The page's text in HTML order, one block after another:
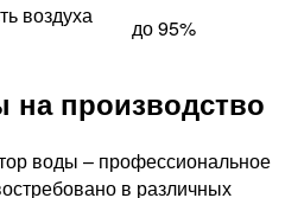
воздуха
до 95%
производство
воды – профессиональное
в различных